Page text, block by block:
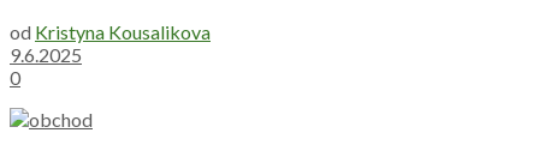
od Kristyna Kousalikova
9.6.2025
0